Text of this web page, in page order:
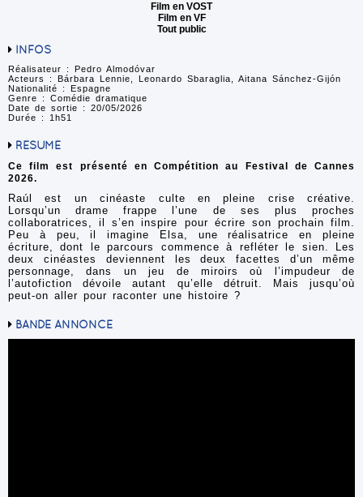
Film en VOST
Film en VF
Tout public
INFOS
Réalisateur : Pedro Almodóvar
Acteurs : Bárbara Lennie, Leonardo Sbaraglia, Aitana Sánchez-Gijón
Nationalité : Espagne
Genre : Comédie dramatique
Date de sortie : 20/05/2026
Durée : 1h51
RÉSUMÉ
Ce film est présenté en Compétition au Festival de Cannes
2026.
Raúl est un cinéaste culte en pleine crise créative.
Lorsqu’un drame frappe l’une de ses plus proches
collaboratrices, il s’en inspire pour écrire son prochain film.
Peu à peu, il imagine Elsa, une réalisatrice en pleine
écriture, dont le parcours commence à refléter le sien. Les
deux cinéastes deviennent les deux facettes d’un même
personnage, dans un jeu de miroirs où l’impudeur de
l’autofiction dévoile autant qu’elle détruit. Mais jusqu’où
peut-on aller pour raconter une histoire ?
BANDE ANNONCE